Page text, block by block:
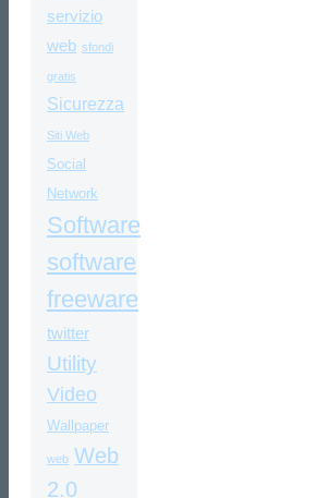
servizio
web sfondi
gratis
Sicurezza
Siti Web
Social
Network
Software
software
freeware
twitter
Utility
Video
Wallpaper
web Web
2.0